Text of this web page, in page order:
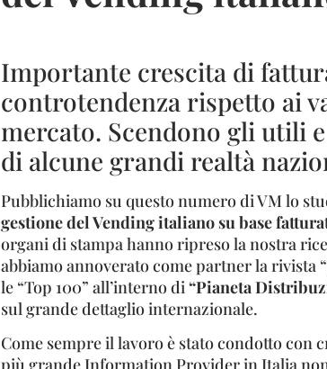
Importante crescita di
controtendenza rispetto ai
mercato. Scendono gli utili
di alcune grandi realtà
Pubblichiamo su questo numero di VM lo
gestione del Vending italiano su base
organi di stampa hanno ripreso la nostra
abbiamo annoverato come partner la rivista
le “Top 100” all’interno di“Pianeta
sul grande dettaglio internazionale.
Come sempre il lavoro è stato condotto con